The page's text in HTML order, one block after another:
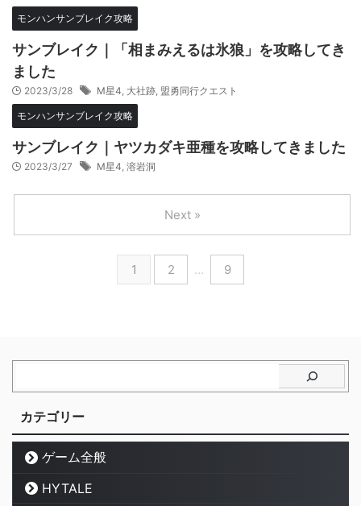
モンハンサンブレイク攻略
サンブレイク｜「相まみえるは氷狼」を攻略してき
ました
2023/3/28 M星4 大社跡 盟勇同行クエスト
モンハンサンブレイク攻略
サンブレイク｜ヤツカダキ亜種を攻略してきました
2023/3/27 M星4 溶岩洞
1 2 … 9
Next »
カテゴリー
ゲーム全般
HYTALE